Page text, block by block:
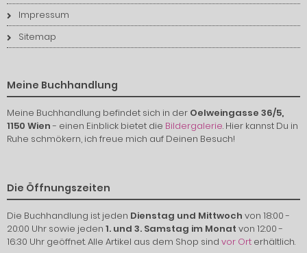
Impressum
Sitemap
Meine Buchhandlung
Meine Buchhandlung befindet sich in der Oelweingasse 36/5,
1150 Wien- einen Einblick bietet die Bildergalerie. Hier kannst Du in
Ruhe schmökern, ich freue mich auf Deinen Besuch!
Die Öffnungszeiten
Die Buchhandlung ist jeden Dienstag und Mittwoch von 18:00 -
20:00 Uhr sowie jeden 1. und 3. Samstag im Monat von 12:00 -
16:30 Uhr geöffnet. Alle Artikel aus dem Shop sind vor Ort erhältlich.